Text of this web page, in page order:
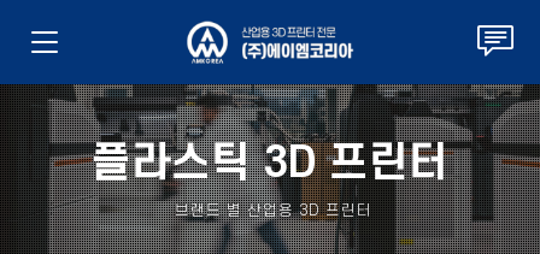
플라스틱 3D 프린터
브랜드 별 산업용 3D 프린터